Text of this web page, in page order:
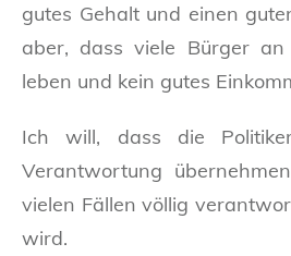
gutes Gehalt und einen
aber, dass viele Bürger an
leben und kein gutes
Ich will, dass die
Verantwortung
vielen Fällen völlig
wird.